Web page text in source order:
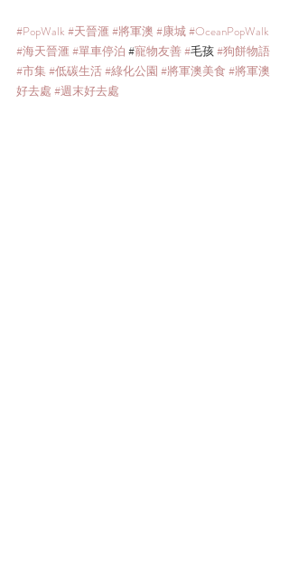
#PopWalk #天晉滙#將軍澳 #康城#OceanPopWalk
#海天晉滙#單車停泊 #寵物友善 #毛孩 #狗餅物語
#市集 #低碳生活#綠化公園 #將軍澳美食 #將軍澳
好去處 #週末好去處